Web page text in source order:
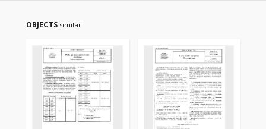
OBJECTS similar